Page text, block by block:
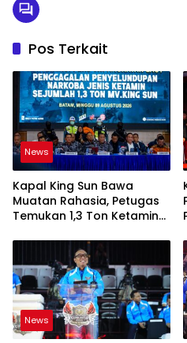
Pos Terkait
News
Kapal King Sun Bawa
Muatan Rahasia, Petugas
Temukan 1,3 Ton Ketamine
News